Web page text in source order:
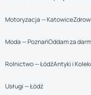
Motoryzacja — Katowice
Moda — PoznańOddam za
Rolnictwo — ŁódźAntyki i
Usługi — Łódź